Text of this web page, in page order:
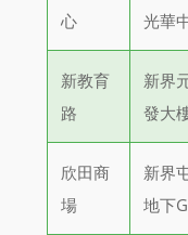
心
光華
新教育
路
新界
發大
欣田商
場
新界
地下